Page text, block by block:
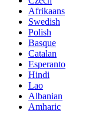
Afrikaans
Swedish
Polish
Basque
Catalan
Esperanto
Hindi
Lao
Albanian
Amharic